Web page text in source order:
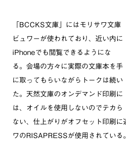
「BCCKS文庫」にはモリサワ文庫
ビュワーが使われており、近い内に
iPhoneでも閲覧できるようにな
る。会場の方々に実際の文庫本を手
に取ってもらいながらトークは続い
た。天然文庫のオンデマンド印刷に
は、オイルを使用しないのでテカら
ない、仕上がりがオフセット印刷
ワのRISAPRESSが使用されている